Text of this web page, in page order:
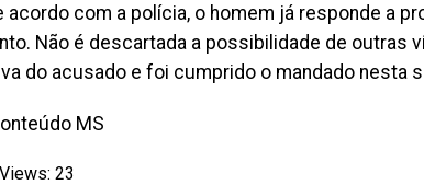
acordo com a polícia, o homem já responde a
Não é descartada a possibilidade de outras
do acusado e foi cumprido o mandado nesta
MS
23